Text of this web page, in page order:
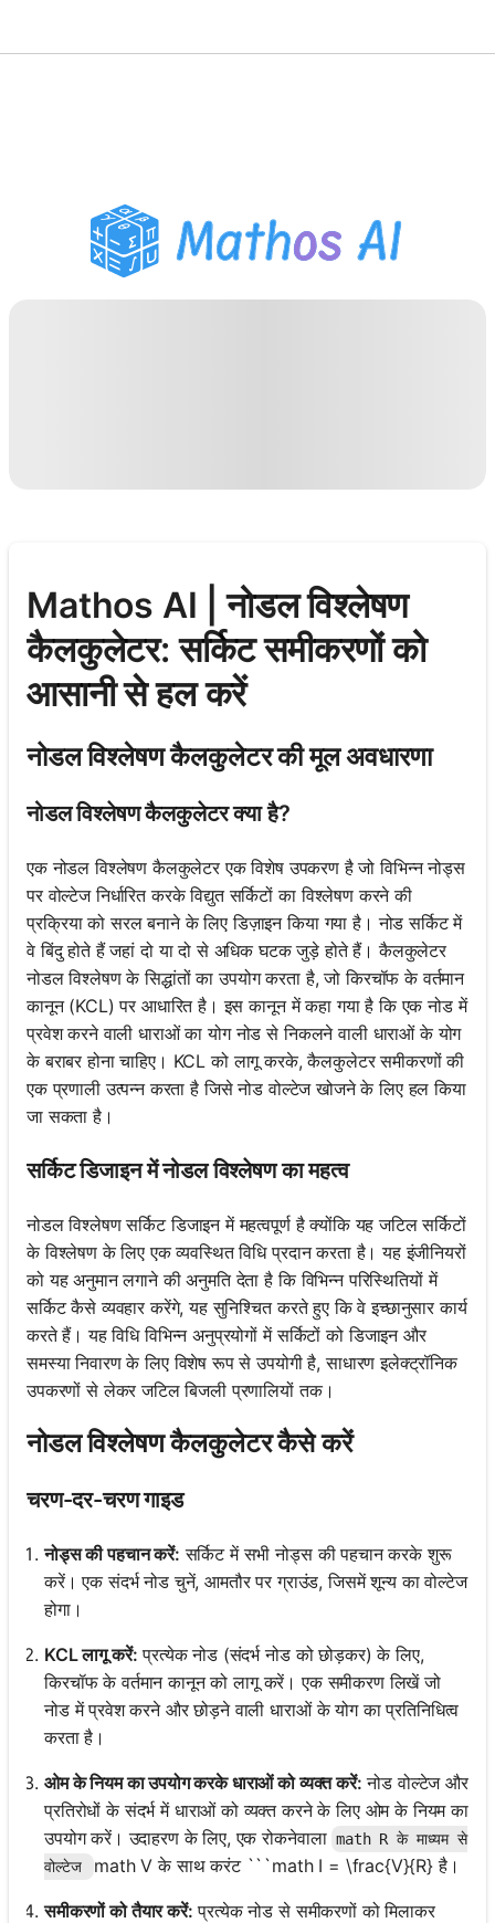
PDF होमवर्क सहायक
अध्ययन उपकरण
Mathos AI | नोडल विश्लेषण
कैलकुलेटर: सर्किट समीकरणों को
आसानी से हल करें
नोडल विश्लेषण कैलकुलेटर की मूल अवधारणा
नोडल विश्लेषण कैलकुलेटर क्या है?
एक नोडल विश्लेषण कैलकुलेटर एक विशेष उपकरण है जो विभिन्न नोड्स
पर वोल्टेज निर्धारित करके विद्युत सर्किटों का विश्लेषण करने की
प्रक्रिया को सरल बनाने के लिए डिज़ाइन किया गया है। नोड सर्किट में
वे बिंदु होते हैं जहां दो या दो से अधिक घटक जुड़े होते हैं। कैलकुलेटर
नोडल विश्लेषण के सिद्धांतों का उपयोग करता है, जो किरचॉफ के वर्तमान
कानून (KCL) पर आधारित है। इस कानून में कहा गया है कि एक नोड में
प्रवेश करने वाली धाराओं का योग नोड से निकलने वाली धाराओं के योग
के बराबर होना चाहिए। KCL को लागू करके, कैलकुलेटर समीकरणों की
एक प्रणाली उत्पन्न करता है जिसे नोड वोल्टेज खोजने के लिए हल किया
जा सकता है।
सर्किट डिजाइन में नोडल विश्लेषण का महत्व
नोडल विश्लेषण सर्किट डिजाइन में महत्वपूर्ण है क्योंकि यह जटिल सर्किटों
के विश्लेषण के लिए एक व्यवस्थित विधि प्रदान करता है। यह इंजीनियरों
को यह अनुमान लगाने की अनुमति देता है कि विभिन्न परिस्थितियों में
सर्किट कैसे व्यवहार करेंगे, यह सुनिश्चित करते हुए कि वे इच्छानुसार कार्य
करते हैं। यह विधि विभिन्न अनुप्रयोगों में सर्किटों को डिजाइन और
समस्या निवारण के लिए विशेष रूप से उपयोगी है, साधारण इलेक्ट्रॉनिक
उपकरणों से लेकर जटिल बिजली प्रणालियों तक।
नोडल विश्लेषण कैलकुलेटर कैसे करें
चरण-दर-चरण गाइड
नोड्स की पहचान करें: सर्किट में सभी नोड्स की पहचान करके शुरू
करें। एक संदर्भ नोड चुनें, आमतौर पर ग्राउंड, जिसमें शून्य का वोल्टेज
होगा।
KCL लागू करें: प्रत्येक नोड (संदर्भ नोड को छोड़कर) के लिए,
किरचॉफ के वर्तमान कानून को लागू करें। एक समीकरण लिखें जो
नोड में प्रवेश करने और छोड़ने वाली धाराओं के योग का प्रतिनिधित्व
करता है।
ओम के नियम का उपयोग करके धाराओं को व्यक्त करें: नोड वोल्टेज और
प्रतिरोधों के संदर्भ में धाराओं को व्यक्त करने के लिए ओम के नियम का
उपयोग करें। उदाहरण के लिए, एक रोकनेवाला math R के माध्यम से
वोल्टेज
math V के साथ करंट ```math I = \frac{V}{R} है।
समीकरणों को तैयार करें: प्रत्येक नोड से समीकरणों को मिलाकर